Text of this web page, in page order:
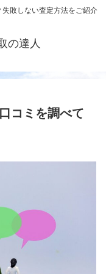
敗しない査定方法をご紹介
の達人
コミを調べて